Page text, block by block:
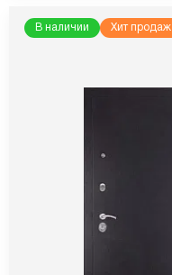
В наличии Хит продаж